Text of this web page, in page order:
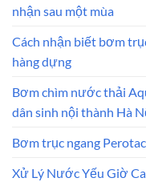
nhận sau một mùa
Cách nhận biết bơm
hàng dựng
Bơm chìm nước thải
dân sinh nội thành Hà
Bơm trục ngang
Xử Lý Nước Yếu Giờ